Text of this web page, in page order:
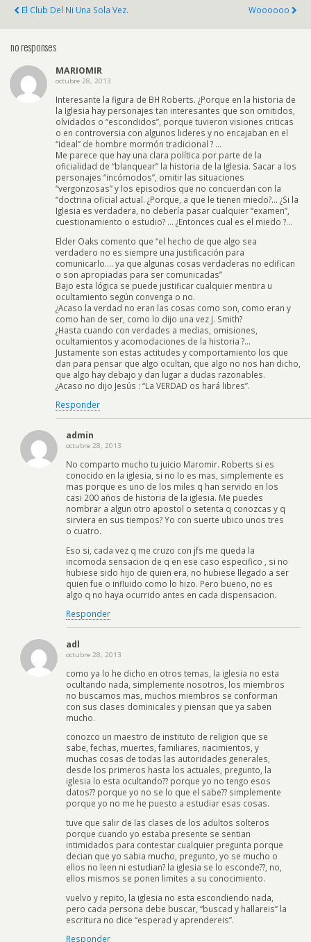
El Club Del Ni Una Sola Vez. Woooooo
no responses
MARIOMIR
octubre 28, 2013
Interesante la figura de BH Roberts. ¿Porque en la historia de
la Iglesia hay personajes tan interesantes que son omitidos,
olvidados o “escondidos”, porque tuvieron visiones criticas
o en controversia con algunos lideres y no encajaban en el
“ideal” de hombre mormón tradicional ? …
Me parece que hay una clara política por parte de la
oficialidad de “blanquear” la historia de la Iglesia. Sacar a los
personajes “incómodos”, omitir las situaciones
“vergonzosas” y los episodios que no concuerdan con la
“doctrina oficial actual. ¿Porque, a que le tienen miedo?… ¿Si la
Iglesia es verdadera, no debería pasar cualquier “examen”,
cuestionamiento o estudio? … ¿Entonces cual es el miedo ?…
Elder Oaks comento que “el hecho de que algo sea
verdadero no es siempre una justificación para
comunicarlo…. ya que algunas cosas verdaderas no edifican
o son apropiadas para ser comunicadas”
Bajo esta lógica se puede justificar cualquier mentira u
ocultamiento según convenga o no.
¿Acaso la verdad no eran las cosas como son, como eran y
como han de ser, como lo dijo una vez J. Smith?
¿Hasta cuando con verdades a medias, omisiones,
ocultamientos y acomodaciones de la historia ?…
Justamente son estas actitudes y comportamiento los que
dan para pensar que algo ocultan, que algo no nos han dicho,
que algo hay debajo y dan lugar a dudas razonables.
¿Acaso no dijo Jesús : “La VERDAD os hará libres”.
Responder
admin
octubre 28, 2013
No comparto mucho tu juicio Maromir. Roberts si es
conocido en la iglesia, si no lo es mas, simplemente es
mas porque es uno de los miles q han servido en los
casi 200 años de historia de la iglesia. Me puedes
nombrar a algun otro apostol o setenta q conozcas y q
sirviera en sus tiempos? Yo con suerte ubico unos tres
o cuatro.
Eso si, cada vez q me cruzo con jfs me queda la
incomoda sensacion de q en ese caso especifico , si no
hubiese sido hijo de quien era, no hubiese llegado a ser
quien fue o influido como lo hizo. Pero bueno, no es
algo q no haya ocurrido antes en cada dispensacion.
Responder
adl
octubre 28, 2013
como ya lo he dicho en otros temas, la iglesia no esta
ocultando nada, simplemente nosotros, los miembros
no buscamos mas, muchos miembros se conforman
con sus clases dominicales y piensan que ya saben
mucho.
conozco un maestro de instituto de religion que se
sabe, fechas, muertes, familiares, nacimientos, y
muchas cosas de todas las autoridades generales,
desde los primeros hasta los actuales, pregunto, la
iglesia lo esta ocultando?? porque yo no tengo esos
datos?? porque yo no se lo que el sabe?? simplemente
porque yo no me he puesto a estudiar esas cosas.
tuve que salir de las clases de los adultos solteros
porque cuando yo estaba presente se sentian
intimidados para contestar cualquier pregunta porque
decian que yo sabia mucho, pregunto, yo se mucho o
ellos no leen ni estudian? la iglesia se lo esconde??, no,
ellos mismos se ponen limites a su conocimiento.
vuelvo y repito, la iglesia no esta escondiendo nada,
pero cada persona debe buscar, “buscad y hallareis” la
escritura no dice “esperad y aprendereis”.
Responder